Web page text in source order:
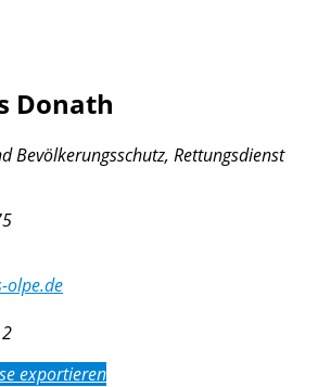
Donath
Bevölkerungsschutz, Rettungsdienst
olpe.de
exportieren